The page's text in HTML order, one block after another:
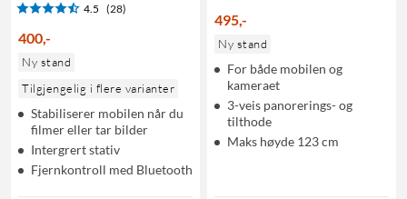
4.5 (28)
400,-
Ny stand
Tilgjengelig i flere varianter
Stabiliserer mobilen når du
filmer eller tar bilder
Intergrert stativ
Fjernkontroll med Bluetooth
495,-
Ny stand
For både mobilen og
kameraet
3-veis panorerings- og
tilthode
Maks høyde 123 cm